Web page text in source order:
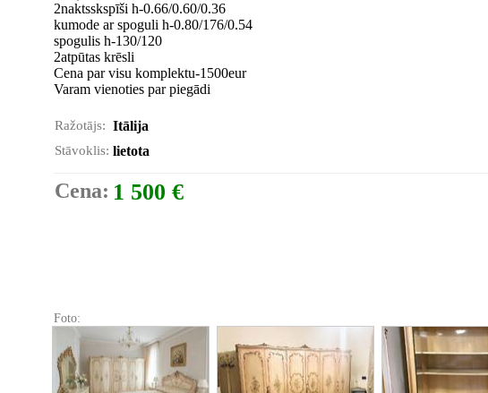
2naktsskspīši h-0.66/0.60/0.36
kumode ar spoguli h-0.80/176/0.54
spogulis h-130/120
2atpūtas krēsli
Cena par visu komplektu-1500eur
Varam vienoties par piegādi
Ražotājs: Itālija
Stāvoklis: lietota
Cena: 1 500 €
Foto: